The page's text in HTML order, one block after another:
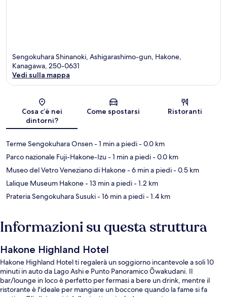
Sengokuhara Shinanoki, Ashigarashimo-gun, Hakone,
Kanagawa, 250-0631
Vedi sulla mappa
Cosa c’è nei
dintorni?
Come spostarsi Ristoranti
Terme Sengokuhara Onsen- 1 min a piedi- 0.0 km
Parco nazionale Fuji-Hakone-Izu- 1 min a piedi- 0.0 km
Museo del Vetro Veneziano di Hakone- 6 min a piedi- 0.5 km
Lalique Museum Hakone- 13 min a piedi- 1.2 km
Prateria Sengokuhara Susuki- 16 min a piedi- 1.4 km
Informazioni su questa struttura
Hakone Highland Hotel
Hakone Highland Hotel ti regalerà un soggiorno incantevole a soli 10
minuti in auto da Lago Ashi e Punto Panoramico Ōwakudani. Il
bar/lounge in loco è perfetto per fermasi a bere un drink, mentre il
ristorante è l'ideale per mangiare un boccone quando la fame si fa